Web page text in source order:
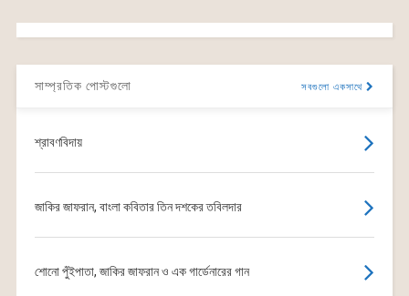
সাম্প্রতিক পোস্টগুলো সবগুলো একসাথে
শ্রাবণবিদায়
জাকির জাফরান, বাংলা কবিতার তিন দশকের তবিলদার
শোনো পুঁইপাতা, জাকির জাফরান ও এক গার্ডেনারের গান